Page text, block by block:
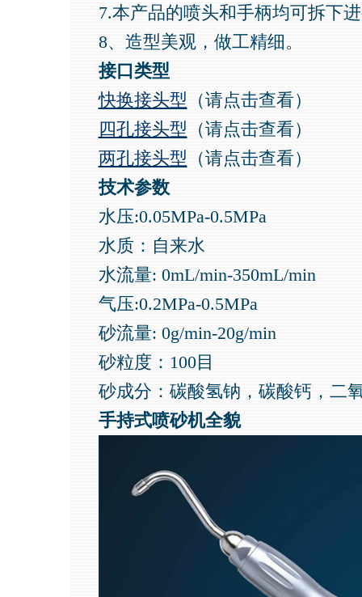
7.本产品的喷头和手柄均可拆下
8、造型美观，做工精细。
接口类型
快换接头型 （请点击查看）
四孔接头型 （请点击查看）
两孔接头型 （请点击查看）
技术参数
水压:0.05MPa-0.5MPa
水质：自来水
水流量: 0mL/min-350mL/min
气压:0.2MPa-0.5MPa
砂流量: 0g/min-20g/min
砂粒度：100目
砂成分：碳酸氢钠，碳酸钙，二
手持式喷砂机全貌